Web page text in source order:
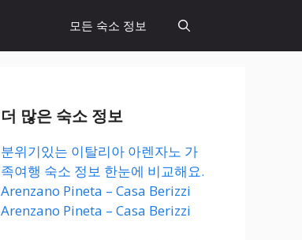
모든 숙소 정보
더 많은 숙소 정보
분위기있는 이탈리아 아렌자노 가
족여행 숙소 정보 한눈에 비교해요.
Arenzano Pineta – Casa Berizzi
Arenzano Pineta – Casa Berizzi